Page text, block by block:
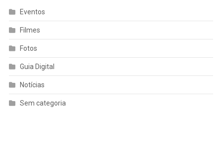
Eventos
Filmes
Fotos
Guia Digital
Notícias
Sem categoria